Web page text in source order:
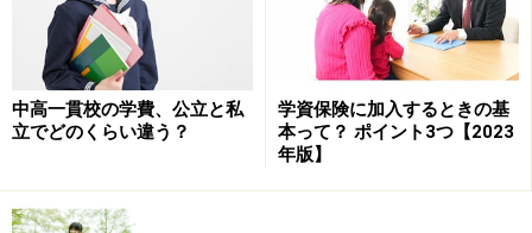
特に、楽器などの音楽教育や英語教育などが代表的でし
ょう。
ガイドは教育の専門家ではないので、「早いほうがいい
のか」という是非についてはコメントできかねますが、
広告やまわりのお友達に流され、心の中で疑問に思いな
がらも高い授業料を払って通っている人には、少し危惧
中高一貫校の学費、公立と私
立でどのくらい違う？
学資保険に加入するときの基
本って？ ポイント3つ【2023
年版】